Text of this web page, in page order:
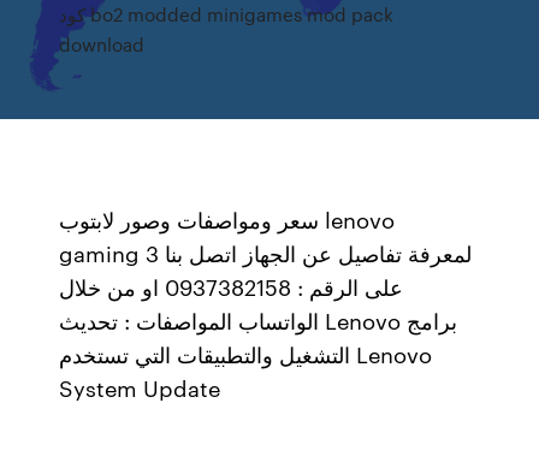
كود bo2 modded minigames mod pack
download
سعر ومواصفات وصور لابتوب lenovo
gaming 3 لمعرفة تفاصيل عن الجهاز اتصل بنا
على الرقم : 0937382158 او من خلال
الواتساب المواصفات : تحديث Lenovo برامج
التشغيل والتطبيقات التي تستخدم Lenovo
System Update